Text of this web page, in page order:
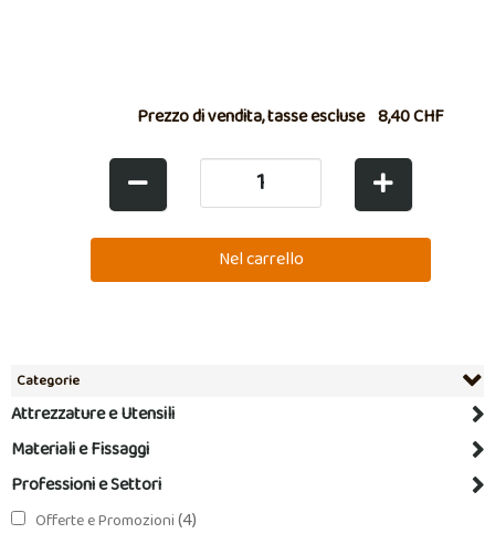
Categorie
Attrezzature e Utensili
Materiali e Fissaggi
Professioni e Settori
Offerte e Promozioni(4)
Prezzo di vendita, tasse escluse 8,40 CHF